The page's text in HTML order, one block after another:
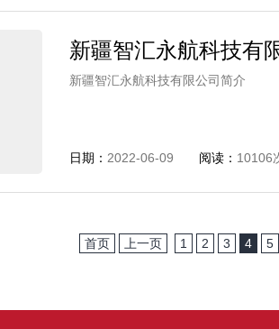
新疆智汇永航科技有
新疆智汇永航科技有限公司简介
日期： 2022-06-09 阅读： 10106
首页 上一页 1 2 3 4 5